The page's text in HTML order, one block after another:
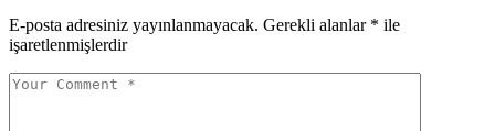
E-posta adresiniz yayınlanmayacak. Gerekli alanlar * ile
işaretlenmişlerdir